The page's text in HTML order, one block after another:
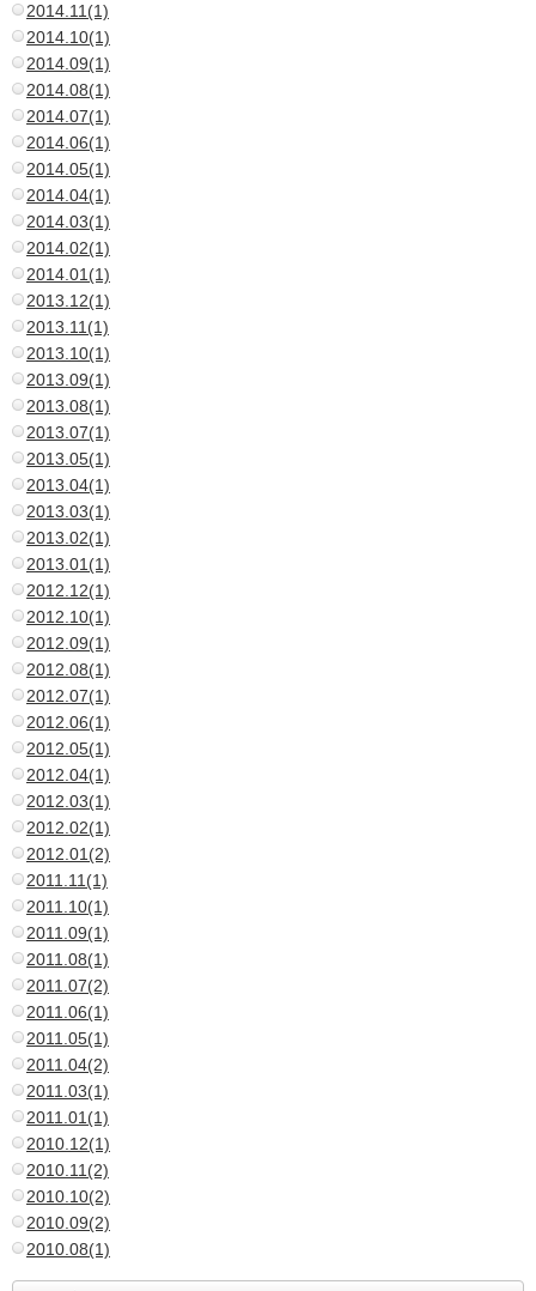
2014.11(1)
2014.10(1)
2014.09(1)
2014.08(1)
2014.07(1)
2014.06(1)
2014.05(1)
2014.04(1)
2014.03(1)
2014.02(1)
2014.01(1)
2013.12(1)
2013.11(1)
2013.10(1)
2013.09(1)
2013.08(1)
2013.07(1)
2013.05(1)
2013.04(1)
2013.03(1)
2013.02(1)
2013.01(1)
2012.12(1)
2012.10(1)
2012.09(1)
2012.08(1)
2012.07(1)
2012.06(1)
2012.05(1)
2012.04(1)
2012.03(1)
2012.02(1)
2012.01(2)
2011.11(1)
2011.10(1)
2011.09(1)
2011.08(1)
2011.07(2)
2011.06(1)
2011.05(1)
2011.04(2)
2011.03(1)
2011.01(1)
2010.12(1)
2010.11(2)
2010.10(2)
2010.09(2)
2010.08(1)